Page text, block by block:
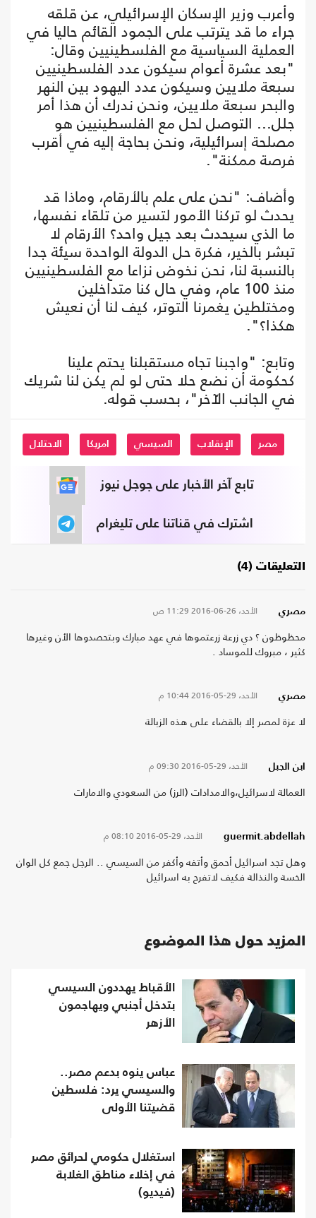
وأعرب وزير الإسكان الإسرائيلي، عن قلقه
جراء ما قد يترتب على الجمود القائم حاليا في
العملية السياسية مع الفلسطينيين وقال:
"بعد عشرة أعوام سيكون عدد الفلسطينيين
سبعة ملايين وسيكون عدد اليهود بين النهر
والبحر سبعة ملايين، ونحن ندرك أن هذا أمر
جلل... التوصل لحل مع الفلسطينيين هو
مصلحة إسرائيلية، ونحن بحاجة إليه في أقرب
فرصة ممكنة".
وأضاف: "نحن على علم بالأرقام، وماذا قد
يحدث لو تركنا الأمور لتسير من تلقاء نفسها،
ما الذي سيحدث بعد جيل واحد؟ الأرقام لا
تبشر بالخير، فكرة حل الدولة الواحدة سيئة جدا
بالنسبة لنا، نحن نخوض نزاعا مع الفلسطينيين
منذ 100 عام، وفي حال كنا متداخلين
ومختلطين يغمرنا التوتر، كيف لنا أن نعيش
هكذا؟".
وتابع: "واجبنا تجاه مستقبلنا يحتم علينا
كحكومة أن نضع حلا حتى لو لم يكن لنا شريك
في الجانب الآخر"، بحسب قوله.
مصر الإنقلاب السيسي امريكا الاحتلال
تابع آخر الأخبار على جوجل نيوز
اشترك في قناتنا على تليغرام
التعليقات (4)
مصري الأحد، 26-06-2016 11:29 ص
محظوظون ؟ دي زرعة زرعتموها في عهد مبارك وبتحصدوها الأن وغيرها
كثير ، مبروك للموساد .
مصري الأحد، 29-05-2016 10:44 م
لا عزة لمصر إلا بالقضاء على هذه الزبالة
ابن الجبل الأحد، 29-05-2016 09:30 م
العمالة لاسرائيل،والامدادات (الرز) من السعودي والامارات
guermit.abdellah الأحد، 29-05-2016 08:10 م
وهل تجد اسرائيل أحمق وأتفه وأكفر من السيسي .. الرجل جمع كل الوان
الخسة والنذالة فكيف لاتفرح به اسرائيل
المزيد حول هذا الموضوع
الأقباط يهددون السيسي
بتدخل أجنبي ويهاجمون
الأزهر
عباس ينوه بدعم مصر..
والسيسي يرد: فلسطين
قضيتنا الأولى
استغلال حكومي لحرائق مصر
في إخلاء مناطق الغلابة
(فيديو)